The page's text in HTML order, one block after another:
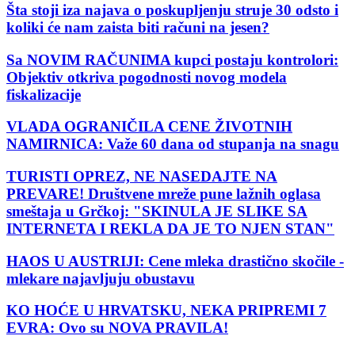
Šta stoji iza najava o poskupljenju struje 30 odsto i
koliki će nam zaista biti računi na jesen?
Sa NOVIM RAČUNIMA kupci postaju kontrolori:
Objektiv otkriva pogodnosti novog modela
fiskalizacije
VLADA OGRANIČILA CENE ŽIVOTNIH
NAMIRNICA: Važe 60 dana od stupanja na snagu
TURISTI OPREZ, NE NASEDAJTE NA
PREVARE! Društvene mreže pune lažnih oglasa
smeštaja u Grčkoj: "SKINULA JE SLIKE SA
INTERNETA I REKLA DA JE TO NJEN STAN"
HAOS U AUSTRIJI: Cene mleka drastično skočile -
mlekare najavljuju obustavu
KO HOĆE U HRVATSKU, NEKA PRIPREMI 7
EVRA: Ovo su NOVA PRAVILA!